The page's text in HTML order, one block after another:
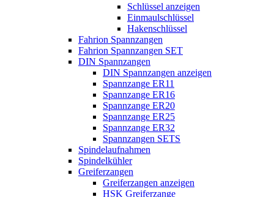
Schlüssel anzeigen
Einmaulschlüssel
Hakenschlüssel
Fahrion Spannzangen
Fahrion Spannzangen SET
DIN Spannzangen
DIN Spannzangen anzeigen
Spannzange ER11
Spannzange ER16
Spannzange ER20
Spannzange ER25
Spannzange ER32
Spannzangen SETS
Spindelaufnahmen
Spindelkühler
Greiferzangen
Greiferzangen anzeigen
HSK Greiferzange